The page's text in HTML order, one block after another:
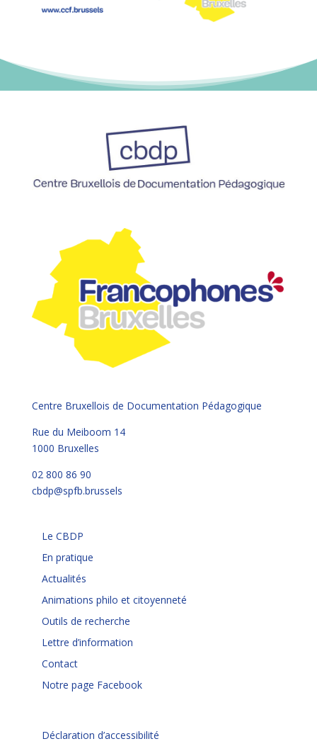
Centre Bruxellois de Documentation Pédagogique
Rue du Meiboom 14
1000 Bruxelles
02 800 86 90
cbdp@spfb.brussels
Le CBDP
En pratique
Actualités
Animations philo et citoyenneté
Outils de recherche
Lettre d’information
Contact
Notre page Facebook
Déclaration d’accessibilité